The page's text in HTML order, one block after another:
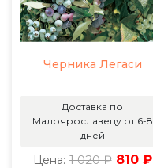
Черника Легаси
Доставка по
Малоярославецу от 6-8
дней
Цена: 1 020 ₽ 810 ₽